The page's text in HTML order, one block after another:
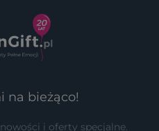
na bieżąco!
i oferty specjalne.